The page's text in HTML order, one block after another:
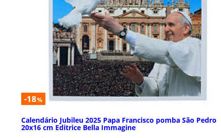
-18%
Calendário Jubileu 2025 Papa Francisco pomba São Pedro
20x16 cm Editrice Bella Immagine